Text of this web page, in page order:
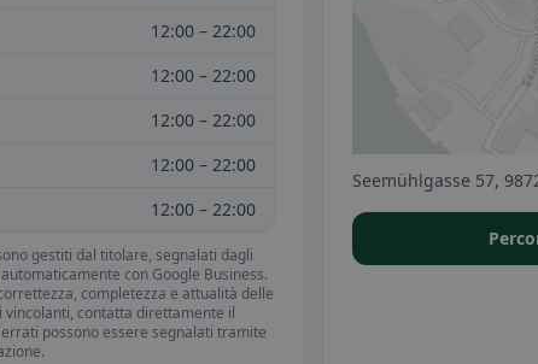
12:00 – 22:00
12:00 – 22:00
12:00 – 22:00
12:00 – 22:00
12:00 – 22:00
gestiti dal titolare, segnalati dagli
con Google Business.
completezza e attualità delle
vincolanti, contatta direttamente il
possono essere segnalati tramite
Seemühlgasse 57,